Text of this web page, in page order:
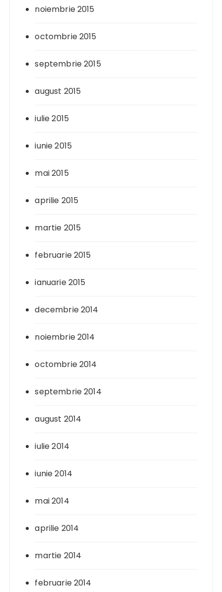
noiembrie 2015
octombrie 2015
septembrie 2015
august 2015
iulie 2015
iunie 2015
mai 2015
aprilie 2015
martie 2015
februarie 2015
ianuarie 2015
decembrie 2014
noiembrie 2014
octombrie 2014
septembrie 2014
august 2014
iulie 2014
iunie 2014
mai 2014
aprilie 2014
martie 2014
februarie 2014